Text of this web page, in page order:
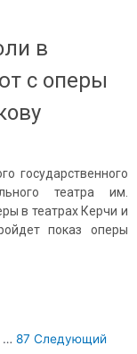
в
с оперы
государственного
театра им.
в театрах Керчи и
показ оперы
… 87 Следующий